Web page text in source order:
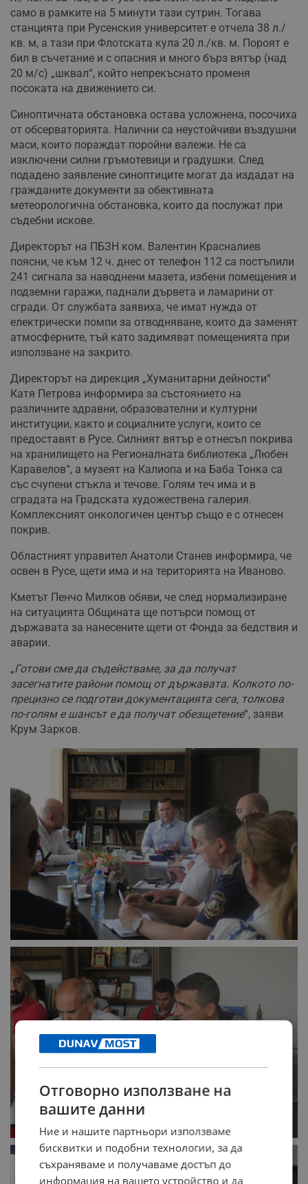
само в рамките на 5 минути тази сутрин. Тогава
станцията при Русенския университет е отчела 38 л./
кв. м, а тази при Флотската кула 20 л./кв. м. Пороят е
бил в съчетание и с опасния и много бърз вятър (над
20 м/с) „шквал“, който непрекъснато променя
посоката на движението си.
Синоптичната обстановка остава усложнена, посочиха
от обсерваторията. Налични са неустойчиви въздушни
маси, които пораждат поройни валежи. Не са
изключени силни гръмотевици и градушки. След
подадено заявление синоптиците могат да издадат на
гражданите документи за обективната
метеорологична обстановка, които да послужат при
съдебни искове.
Директорът на ПБЗН ком. Валентин Красналиев
поясни, че към 12 ч. днес от телефон 112 са постъпили
241 сигнала за наводнени мазета, избени помещения и
подземни гаражи, паднали дървета и ламарини от
сгради. От службата заявиха, че имат нужда от
електрически помпи за отводняване, които да заменят
атмосферните, тъй като задимяват помещенията при
използване на закрито.
Директорът на дирекция „Хуманитарни дейности“
Катя Петрова информира за състоянието на
различните здравни, образователни и културни
институции, както и социалните услуги, които се
предоставят в Русе. Силният вятър е отнесъл покрива
на хранилището на Регионалната библиотека „Любен
Каравелов“, а музеят на Калиопа и на Баба Тонка са
със счупени стъкла и течове. Голям теч има и в
сградата на Градската художествена галерия.
Комплексният онкологичен център също е с отнесен
покрив.
Областният управител Анатоли Станев информира, че
освен в Русе, щети има и на територията на Иваново.
Кметът Пенчо Милков обяви, че след нормализиране
на ситуацията Общината ще потърси помощ от
държавата за нанесените щети от Фонда за бедствия и
аварии.
„Готови сме да съдействаме, за да получат
засегнатите райони помощ от държавата. Колкото по-
прецизно се подготви документацията сега, толкова
по-голям е шансът е да получат обезщетение“, заяви
Крум Зарков.
Отговорно използване на
вашите данни
Ние и нашите партньори използваме
бисквитки и подобни технологии, за да
съхраняваме и получаваме достъп до
информация на вашето устройство и да